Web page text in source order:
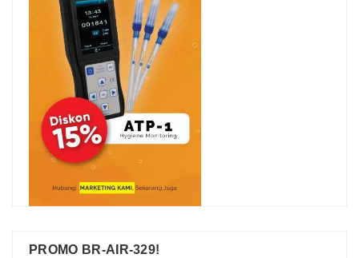
PROMO BR-AIR-329!